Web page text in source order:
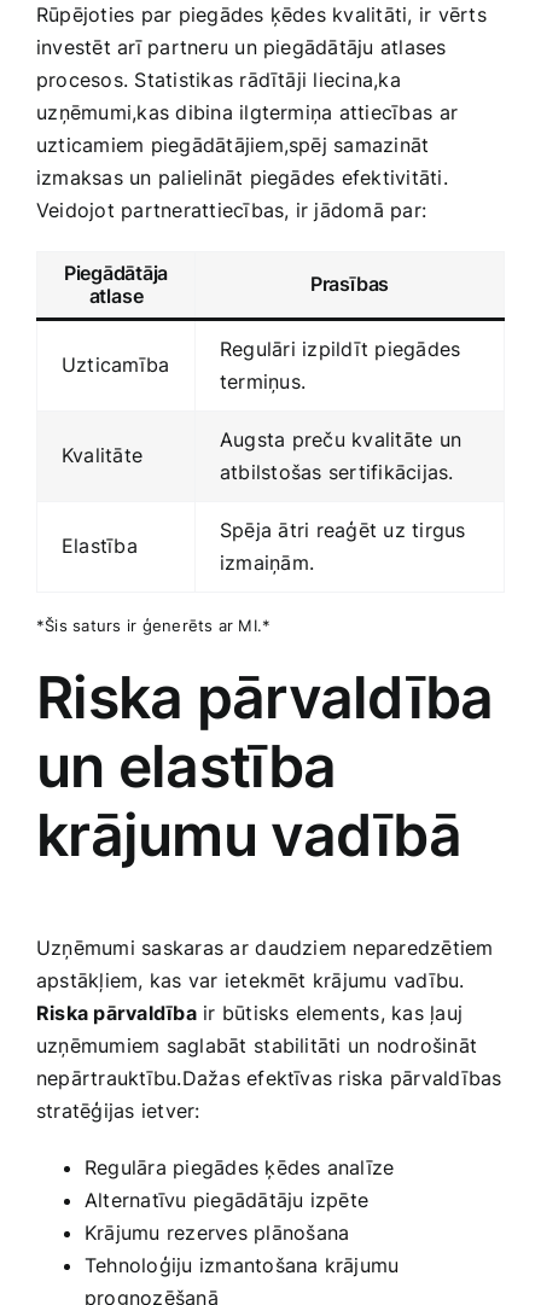
Rūpējoties par piegādes ķēdes kvalitāti, ir vērts
investēt arī partneru un piegādātāju atlases
procesos. Statistikas rādītāji liecina,ka
⁣uzņēmumi,kas dibina‌ ilgtermiņa attiecības ⁢ar
uzticamiem piegādātājiem,spēj samazināt
izmaksas un palielināt piegādes efektivitāti.
Veidojot partnerattiecības, ir jādomā par:
Piegādātāja
atlase
Prasības
Uzticamība
Regulāri izpildīt piegādes⁢
termiņus.
Kvalitāte
Augsta preču kvalitāte un
atbilstošas sertifikācijas.
Elastība
Spēja ātri reaģēt uz tirgus
izmaiņām.
*Šis saturs ir ģenerēts ar MI.*
Riska pārvaldība
un elastība
krājumu vadībā
Uzņēmumi saskaras ar⁣ daudziem neparedzētiem
apstākļiem, kas var ietekmēt krājumu vadību.
Riska pārvaldībair būtisks elements, kas ļauj
uzņēmumiem saglabāt⁤ stabilitāti un nodrošināt
nepārtrauktību.Dažas efektīvas riska pārvaldības
stratēģijas ietver:
Regulāra piegādes ķēdes analīze
Alternatīvu piegādātāju izpēte
Krājumu rezerves plānošana
Tehnoloģiju izmantošana krājumu
prognozēšanā